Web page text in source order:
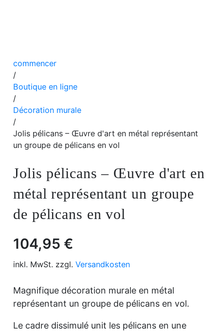
commencer
/
Boutique en ligne
/
Décoration murale
/
Jolis pélicans – Œuvre d'art en métal représentant
un groupe de pélicans en vol
Jolis pélicans – Œuvre d'art en
métal représentant un groupe
de pélicans en vol
104,95 €
inkl. MwSt. zzgl. Versandkosten
Magnifique décoration murale en métal
représentant un groupe de pélicans en vol.
Le cadre dissimulé unit les pélicans en une